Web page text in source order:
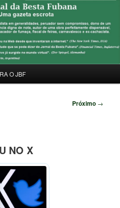
O JBF
Próximo →
NO X